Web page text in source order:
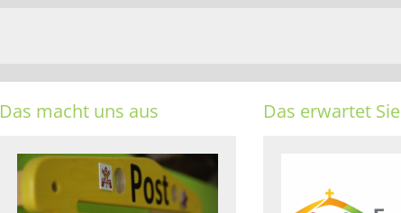
Das macht uns aus Das erwartet Sie